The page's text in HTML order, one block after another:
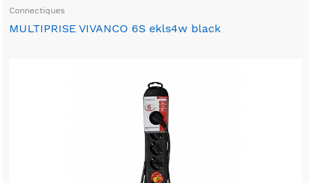
Connectiques
MULTIPRISE VIVANCO 6S ekls4w black